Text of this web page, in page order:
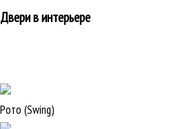
Двери в интерьере
Рото (Swing)